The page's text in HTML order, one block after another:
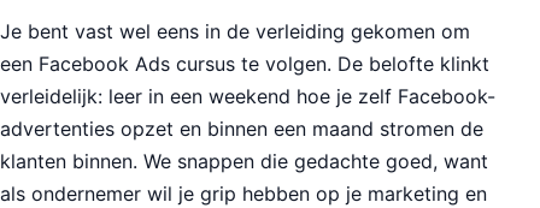
Je bent vast wel eens in de verleiding gekomen om
een Facebook Ads cursus te volgen. De belofte klinkt
verleidelijk: leer in een weekend hoe je zelf Facebook-
advertenties opzet en binnen een maand stromen de
klanten binnen. We snappen die gedachte goed, want
als ondernemer wil je grip hebben op je marketing en